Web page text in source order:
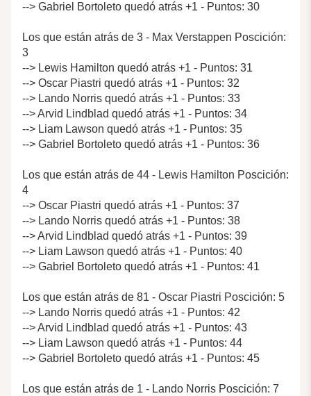
--> Gabriel Bortoleto quedó atrás +1 - Puntos: 30
Los que están atrás de 3 - Max Verstappen Poscición:
3
--> Lewis Hamilton quedó atrás +1 - Puntos: 31
--> Oscar Piastri quedó atrás +1 - Puntos: 32
--> Lando Norris quedó atrás +1 - Puntos: 33
--> Arvid Lindblad quedó atrás +1 - Puntos: 34
--> Liam Lawson quedó atrás +1 - Puntos: 35
--> Gabriel Bortoleto quedó atrás +1 - Puntos: 36
Los que están atrás de 44 - Lewis Hamilton Poscición:
4
--> Oscar Piastri quedó atrás +1 - Puntos: 37
--> Lando Norris quedó atrás +1 - Puntos: 38
--> Arvid Lindblad quedó atrás +1 - Puntos: 39
--> Liam Lawson quedó atrás +1 - Puntos: 40
--> Gabriel Bortoleto quedó atrás +1 - Puntos: 41
Los que están atrás de 81 - Oscar Piastri Poscición: 5
--> Lando Norris quedó atrás +1 - Puntos: 42
--> Arvid Lindblad quedó atrás +1 - Puntos: 43
--> Liam Lawson quedó atrás +1 - Puntos: 44
--> Gabriel Bortoleto quedó atrás +1 - Puntos: 45
Los que están atrás de 1 - Lando Norris Poscición: 7